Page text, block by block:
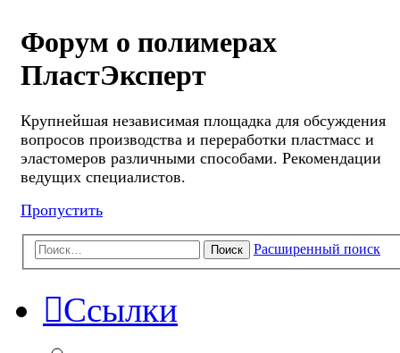
Форум о полимерах
ПластЭксперт
Крупнейшая независимая площадка для обсуждения
вопросов производства и переработки пластмасс и
эластомеров различными способами. Рекомендации
ведущих специалистов.
Пропустить
Поиск Расширенный поиск
Ссылки